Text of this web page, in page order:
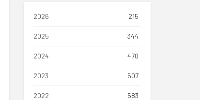
2026 215
2025 344
2024 470
2023 507
2022 583